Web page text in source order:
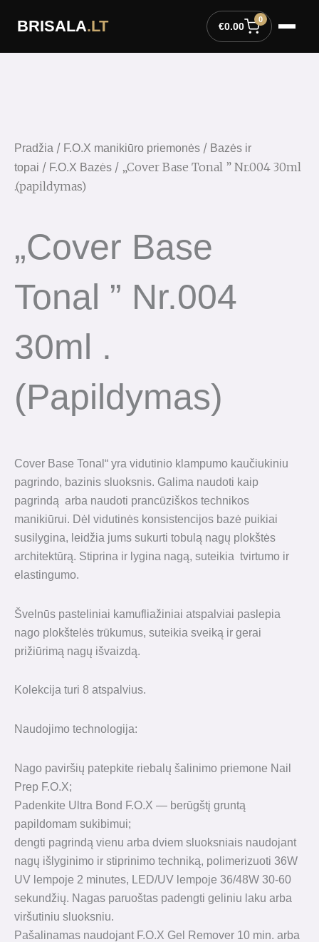
BRISALA.LT €0.00
0
Pradžia / F.O.X manikiūro priemonės / Bazės ir
topai / F.O.X Bazės / „Cover Base Tonal ” Nr.004 30ml
.(papildymas)
„Cover Base
Tonal ” Nr.004
30ml .
(papildymas)
Cover Base Tonal“ yra vidutinio klampumo kaučiukiniu
pagrindo, bazinis sluoksnis. Galima naudoti kaip
pagrindą arba naudoti prancūziškos technikos
manikiūrui. Dėl vidutinės konsistencijos bazė puikiai
susilygina, leidžia jums sukurti tobulą nagų plokštės
architektūrą. Stiprina ir lygina nagą, suteikia tvirtumo ir
elastingumo.
Švelnūs pasteliniai kamufliažiniai atspalviai paslepia
nago plokštelės trūkumus, suteikia sveiką ir gerai
prižiūrimą nagų išvaizdą.
Kolekcija turi 8 atspalvius.
Naudojimo technologija:
Nago paviršių patepkite riebalų šalinimo priemone Nail
Prep F.O.X;
Padenkite Ultra Bond F.O.X — berūgštį gruntą
papildomam sukibimui;
dengti pagrindą vienu arba dviem sluoksniais naudojant
nagų išlyginimo ir stiprinimo techniką, polimerizuoti 36W
UV lempoje 2 minutes, LED/UV lempoje 36/48W 30-60
sekundžių. Nagas paruoštas padengti geliniu laku arba
viršutiniu sluoksniu.
Pašalinamas naudojant F.O.X Gel Remover 10 min. arba